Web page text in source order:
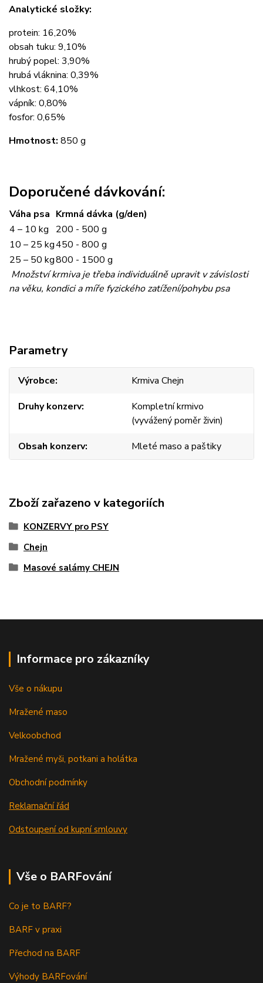
Analytické složky:
protein: 16,20%
obsah tuku: 9,10%
hrubý popel: 3,90%
hrubá vláknina: 0,39%
vlhkost: 64,10%
vápník: 0,80%
fosfor: 0,65%
Hmotnost: 850 g
Doporučené dávkování:
Váha psa Krmná dávka (g/den)
4 – 10 kg
200 - 500 g
10 – 25 kg450 - 800 g
25 – 50 kg800 - 1500 g
Množství krmiva je třeba individuálně upravit v závislosti
na věku, kondici a míře fyzického zatížení/pohybu psa
Parametry
Výrobce
Krmiva Chejn
Druhy konzerv
Kompletní krmivo
(vyvážený poměr živin)
Obsah konzerv
Mleté maso a paštiky
Zboží zařazeno v kategoriích
KONZERVY pro PSY
Chejn
Masové salámy CHEJN
Informace pro zákazníky
Vše o nákupu
Mražené maso
Velkoobchod
Mražené myši, potkani a holátka
Obchodní podmínky
Reklamační řád
Odstoupení od kupní smlouvy
Vše o BARFování
Co je to BARF?
BARF v praxi
Přechod na BARF
Výhody BARFování